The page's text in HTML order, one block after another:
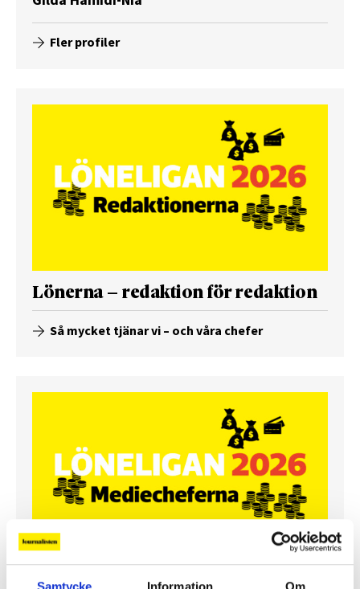
Samtycke Information Om
Fler profiler
Lönerna – redaktion för redaktion
Så mycket tjänar vi – och våra chefer
Så mycket tjänar mediecheferna